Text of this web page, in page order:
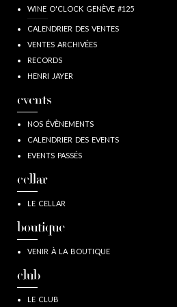
WINE O'CLOCK GENÈVE #125
CALENDRIER DES VENTES
VENTES ARCHIVÉES
RECORDS
HENRI JAYER
events
NOS ÉVÈNEMENTS
CALENDRIER DES EVENTS
EVENTS PASSÉS
cellar
LE CELLAR
boutique
VENIR À LA BOUTIQUE
club
LE CLUB